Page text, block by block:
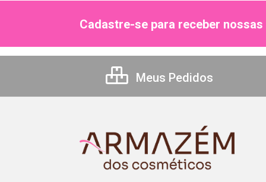
Cadastre-se para receber
Meus Pedidos